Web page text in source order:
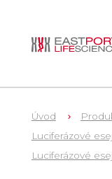
Úvod
Luciferázové
Luciferázové